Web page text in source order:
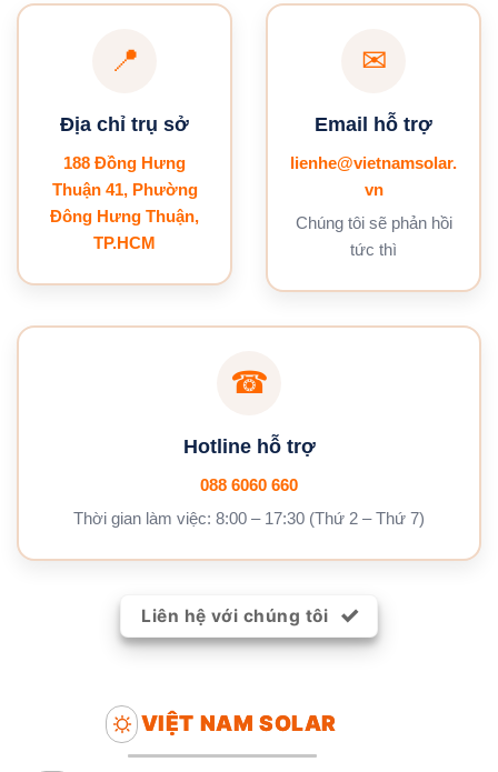
📍
Địa chỉ trụ sở
188 Đồng Hưng
Thuận 41, Phường
Đông Hưng Thuận,
TP.HCM
✉
Email hỗ trợ
lienhe@vietnamsolar.
vn
Chúng tôi sẽ phản hồi
tức thì
☎
Hotline hỗ trợ
088 6060 660
Thời gian làm việc: 8:00 – 17:30 (Thứ 2 – Thứ 7)
Liên hệ với chúng tôi
VIỆT NAM SOLAR